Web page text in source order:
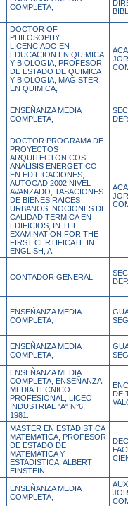
COMPLETA,
DOCTOR OF
PHILOSOPHY,
LICENCIADO EN
EDUCACION EN QUIMICA
Y BIOLOGIA, PROFESOR
DE ESTADO DE QUIMICA
Y BIOLOGIA, MAGISTER
EN QUIMICA,
ENSEÑANZA MEDIA
COMPLETA,
DOCTOR PROGRAMA DE
PROYECTOS
ARQUITECTONICOS,
ANALISIS ENERGETICO
EN EDIFICACIONES,
AUTOCAD 2002 NIVEL
AVANZADO, TASACIONES
DE BIENES RAICES
URBANOS, NOCIONES DE
CALIDAD TERMICA EN
EDIFICIOS, IN THE
EXAMINATION FOR THE
FIRST CERTIFICATE IN
ENGLISH, A
CONTADOR GENERAL,
ENSEÑANZA MEDIA
COMPLETA,
ENSEÑANZA MEDIA
COMPLETA,
ENSEÑANZA MEDIA
COMPLETA, ENSEÑANZA
MEDIA TECNICO
PROFESIONAL, LICEO
INDUSTRIAL "A" N°6,
1981.,
DE
MASTER EN ESTADISTICA
MATEMATICA, PROFESOR
DE ESTADO DE
MATEMATICA Y
ESTADISTICA, ALBERT
EINSTEIN,
ENSEÑANZA MEDIA
COMPLETA,